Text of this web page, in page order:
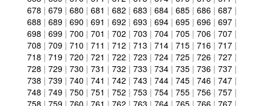
678 | 679 | 680 | 681 | 682 | 683 | 684 | 685 | 686 | 687 |
688 | 689 | 690 | 691 | 692 | 693 | 694 | 695 | 696 | 697 |
698 | 699 | 700 | 701 | 702 | 703 | 704 | 705 | 706 | 707 |
708 | 709 | 710 | 711 | 712 | 713 | 714 | 715 | 716 | 717 |
718 | 719 | 720 | 721 | 722 | 723 | 724 | 725 | 726 | 727 |
728 | 729 | 730 | 731 | 732 | 733 | 734 | 735 | 736 | 737 |
738 | 739 | 740 | 741 | 742 | 743 | 744 | 745 | 746 | 747 |
748 | 749 | 750 | 751 | 752 | 753 | 754 | 755 | 756 | 757 |